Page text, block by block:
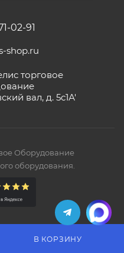
В КОРЗИНУ
02-91
shop.ru
торговое
вал, д. 5с1А'
Оборудование
оборудования.